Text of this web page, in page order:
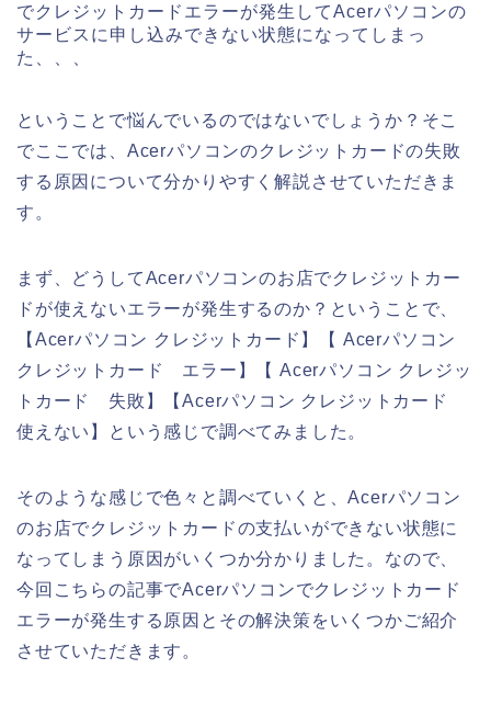
でクレジットカードエラーが発生してAcerパソコンの
サービスに申し込みできない状態になってしまっ
た、、、
ということで悩んでいるのではないでしょうか？そこ
でここでは、Acerパソコンのクレジットカードの失敗
する原因について分かりやすく解説させていただきま
す。
まず、どうしてAcerパソコンのお店でクレジットカー
ドが使えないエラーが発生するのか？ということで、
【Acerパソコン クレジットカード】【 Acerパソコン
クレジットカード エラー】【 Acerパソコン クレジッ
トカード 失敗】【Acerパソコン クレジットカード
使えない】という感じで調べてみました。
そのような感じで色々と調べていくと、Acerパソコン
のお店でクレジットカードの支払いができない状態に
なってしまう原因がいくつか分かりました。なので、
今回こちらの記事でAcerパソコンでクレジットカード
エラーが発生する原因とその解決策をいくつかご紹介
させていただきます。